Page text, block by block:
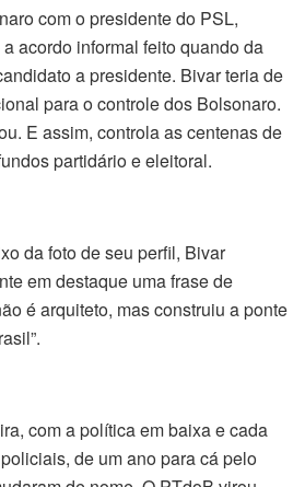
com o presidente do PSL,
acordo informal feito quando da
a presidente. Bivar teria de
para o controle dos Bolsonaro.
E assim, controla as centenas de
partidário e eleitoral.
da foto de seu perfil, Bivar
em destaque uma frase de
é arquiteto, mas construiu a ponte
com a política em baixa e cada
de um ano para cá pelo